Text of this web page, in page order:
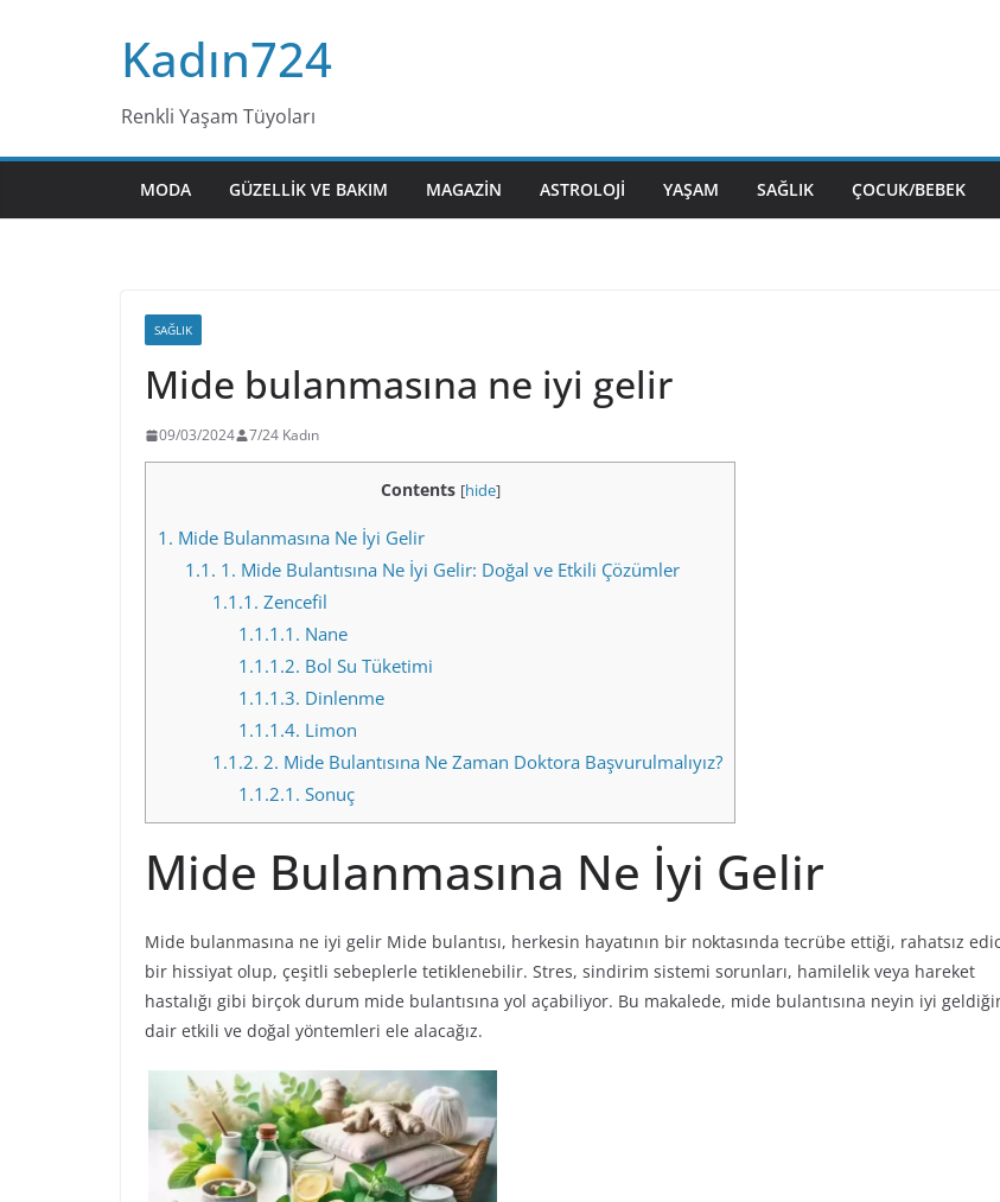
Kadın724
Renkli Yaşam Tüyoları
MODA GÜZELLIK VE BAKIM MAGAZIN ASTROLOJI YAŞAM SAĞLIK ÇOCUK/BEBEK
SAĞLIK
Mide bulanmasına ne iyi gelir
09/03/2024 7/24 Kadın
Contents [hide]
1. Mide Bulanmasına Ne İyi Gelir
1.1. 1. Mide Bulantısına Ne İyi Gelir: Doğal ve Etkili Çözümler
1.1.1. Zencefil
1.1.1.1. Nane
1.1.1.2. Bol Su Tüketimi
1.1.1.3. Dinlenme
1.1.1.4. Limon
1.1.2. 2. Mide Bulantısına Ne Zaman Doktora Başvurulmalıyız?
1.1.2.1. Sonuç
Mide Bulanmasına Ne İyi Gelir
Mide bulanmasına ne iyi gelir Mide bulantısı, herkesin hayatının bir noktasında tecrübe ettiği, rahatsız
bir hissiyat olup, çeşitli sebeplerle tetiklenebilir. Stres, sindirim sistemi sorunları, hamilelik veya hareket
hastalığı gibi birçok durum mide bulantısına yol açabiliyor. Bu makalede, mide bulantısına neyin iyi
dair etkili ve doğal yöntemleri ele alacağız.